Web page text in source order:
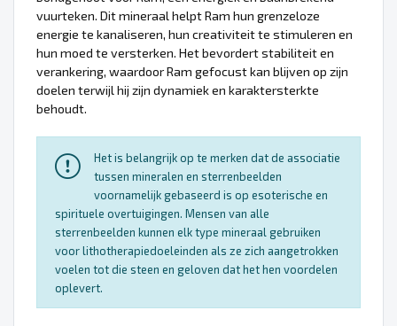
vuurteken. Dit mineraal helpt Ram hun grenzeloze
energie te kanaliseren, hun creativiteit te stimuleren en
hun moed te versterken. Het bevordert stabiliteit en
verankering, waardoor Ram gefocust kan blijven op zijn
doelen terwijl hij zijn dynamiek en karaktersterkte
behoudt.
Het is belangrijk op te merken dat de associatie
tussen mineralen en sterrenbeelden
voornamelijk gebaseerd is op esoterische en
spirituele overtuigingen. Mensen van alle
sterrenbeelden kunnen elk type mineraal gebruiken
voor lithotherapiedoeleinden als ze zich aangetrokken
voelen tot die steen en geloven dat het hen voordelen
oplevert.